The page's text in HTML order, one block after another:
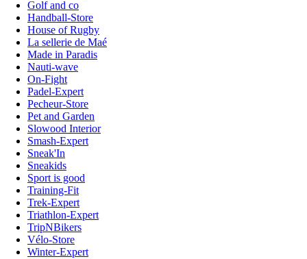
Golf and co
Handball-Store
House of Rugby
La sellerie de Maé
Made in Paradis
Nauti-wave
On-Fight
Padel-Expert
Pecheur-Store
Pet and Garden
Slowood Interior
Smash-Expert
Sneak'In
Sneakids
Sport is good
Training-Fit
Trek-Expert
Triathlon-Expert
TripNBikers
Vélo-Store
Winter-Expert